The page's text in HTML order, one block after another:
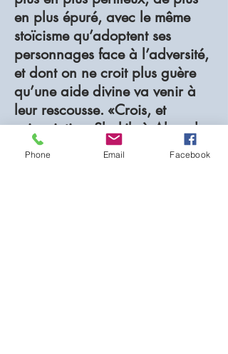
en plus épuré, avec le même
stoïcisme qu’adoptent ses
personnages face à l’adversité,
et dont on ne croit plus guère
qu’une aide divine va venir à
leur rescousse. «Crois, et
prie», intime Shakib à Ahmed.
L’utilité du conseil n’est jamais
Phone Email Facebook